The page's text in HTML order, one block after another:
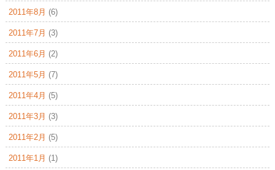
2011年8月 (6)
2011年7月 (3)
2011年6月 (2)
2011年5月 (7)
2011年4月 (5)
2011年3月 (3)
2011年2月 (5)
2011年1月 (1)